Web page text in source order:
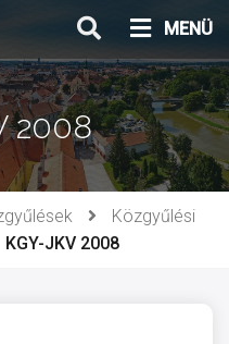
MENÜ
2008
Közgyűlési
KGY-JKV 2008